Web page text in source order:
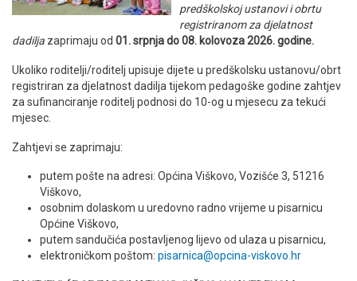
predškolskoj ustanovi i obrtu
registriranom za djelatnost
dadilja zaprimaju od 01. srpnja do 08. kolovoza 2026. godine.
Ukoliko roditelji/roditelj upisuje dijete u predškolsku ustanovu/obrt
registriran za djelatnost dadilja tijekom pedagoške godine zahtjev
za sufinanciranje roditelj podnosi do 10-og u mjesecu za tekući
mjesec.
Zahtjevi se zaprimaju:
putem pošte na adresi: Općina Viškovo, Vozišće 3, 51216
Viškovo,
osobnim dolaskom u uredovno radno vrijeme u pisarnicu
Općine Viškovo,
putem sandučića postavljenog lijevo od ulaza u pisarnicu,
elektroničkom poštom: pisarnica@opcina-viskovo.hr